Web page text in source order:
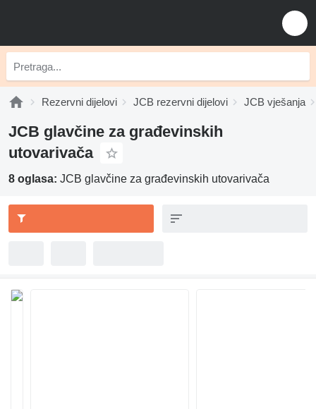
Rezervni dijelovi JCB rezervni dijelovi JCB vješanja
JCB glavčine za građevinskih
utovarivača
8 oglasa: JCB glavčine za građevinskih utovarivača